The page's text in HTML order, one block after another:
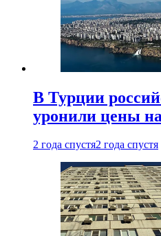
В Турции
уронили цены
2 года спустя2 года спустя